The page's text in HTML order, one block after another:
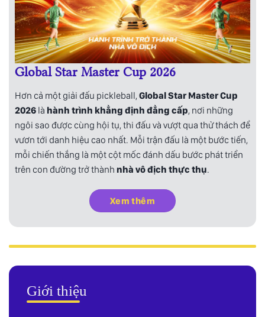
Global Star Master Cup 2026
Hơn cả một giải đấu pickleball, Global Star Master Cup
2026 là hành trình khẳng định đẳng cấp, nơi những
ngôi sao được cùng hội tụ, thi đấu và vượt qua thử thách để
vươn tới danh hiệu cao nhất. Mỗi trận đấu là một bước tiến,
mỗi chiến thắng là một cột mốc đánh dấu bước phát triển
trên con đường trở thành nhà vô địch thực thụ.
Xem thêm
Giới thiệu